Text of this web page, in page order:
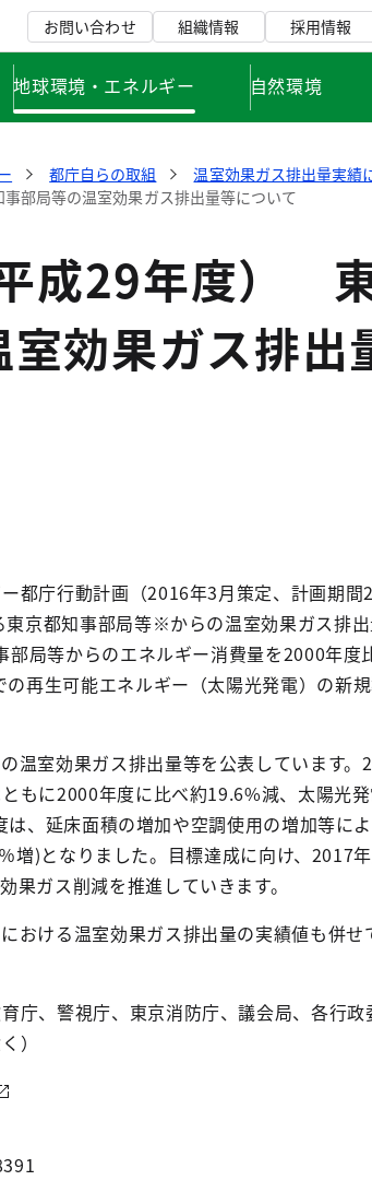
お問い合わせ 組織情報 採用情報
地球環境・エネルギー 自然環境
都庁自らの取組
温室効果ガス排出量実績
部局等の温室効果ガス排出量等について
成29年度）
効果ガス排出
都庁行動計画（2016年3月策定、計画期
京都知事部局等※からの温室効果ガス排
局等からのエネルギー消費量を2000年度
再生可能エネルギー（太陽光発電）の新
温室効果ガス排出量等を公表しています。
もに2000年度に比べ約19.6%減、太陽光
、延床面積の増加や空調使用の増加等に
増)となりました。目標達成に向け、2017
果ガス削減を推進していきます。
おける温室効果ガス排出量の実績値も併せ
、警視庁、東京消防庁、議会局、各行政
）